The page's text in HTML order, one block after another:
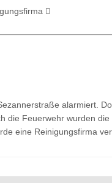
alarmiert.
die Feuerwehr wurden die
eine Reinigungsfirma